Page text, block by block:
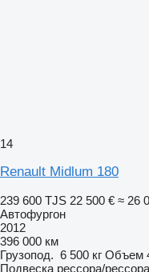
14
Renault Midlum 180
239 600 TJS 22 500 € ≈ 26
Автофургон
2012
396 000 км
Грузопод. 6 500 кг Объем
Подвеска рессора/рессора